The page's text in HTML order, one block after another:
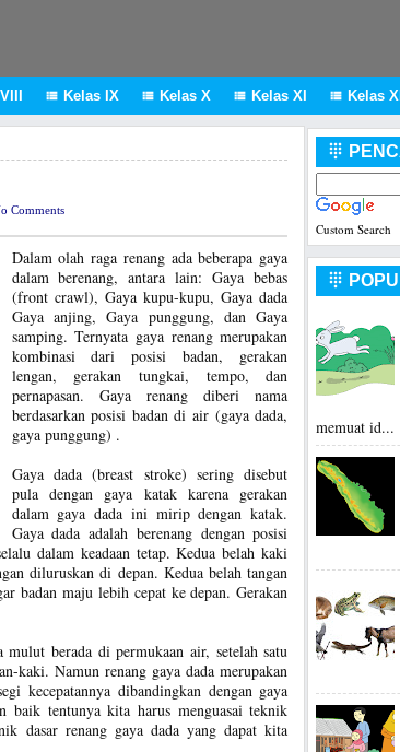
 Kelas IX  Kelas X  Kelas XI  Kelas XII
Comments
Dalam olah raga renang ada beberapa gaya
dalam berenang, antara lain: Gaya bebas
(front crawl), Gaya kupu-kupu, Gaya dada
Gaya anjing, Gaya punggung, dan Gaya
samping. Ternyata gaya renang merupakan
kombinasi dari posisi badan, gerakan
lengan, gerakan tungkai, tempo, dan
pernapasan. Gaya renang diberi nama
berdasarkan posisi badan di air (gaya dada,
gaya punggung) .
Gaya dada (breast stroke) sering disebut
pula dengan gaya katak karena gerakan
dalam gaya dada ini mirip dengan katak.
Gaya dada adalah berenang dengan posisi
dalam keadaan tetap. Kedua belah kaki
diluruskan di depan. Kedua belah tangan
badan maju lebih cepat ke depan. Gerakan
mulut berada di permukaan air, setelah satu
kaki. Namun renang gaya dada merupakan
kecepatannya dibandingkan dengan gaya
baik tentunya kita harus menguasai teknik
dasar renang gaya dada yang dapat kita

Custom Search

memuat id...